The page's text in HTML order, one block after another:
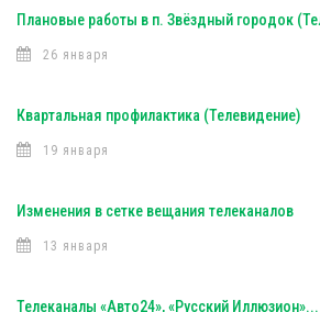
Плановые работы в п. Звёздный городок
26 января
Квартальная профилактика (Телевидение)
19 января
Изменения в сетке вещания телеканалов
13 января
Телеканалы «Авто24», «Русский